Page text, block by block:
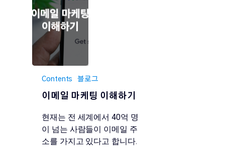
Contents 블로그
이메일 마케팅 이해하기
현재는 전 세계에서 40억 명
이 넘는 사람들이 이메일 주
소를 가지고 있다고 합니다.